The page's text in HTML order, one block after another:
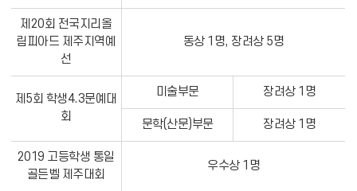
제20회 전국지리올
림피아드 제주지역예
선
동상 1명, 장려상 5명
제5회 학생4.3문예대
회
미술부문 장려상 1명
문학(산문)부문 장려상 1명
2019 고등학생 통일
골든벨 제주대회
우수상 1명